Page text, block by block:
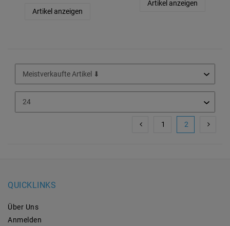
Artikel anzeigen
Artikel anzeigen
1 2
QUICKLINKS
Über Uns
Anmelden